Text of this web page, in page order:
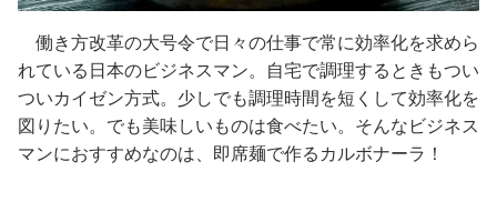
働き方改革の大号令で日々の仕事で常に効率化を求めら
れている日本のビジネスマン。自宅で調理するときもつい
ついカイゼン方式。少しでも調理時間を短くして効率化を
図りたい。でも美味しいものは食べたい。 そんなビジネス
マンにおすすめなのは、即席麺で作るカルボナーラ！